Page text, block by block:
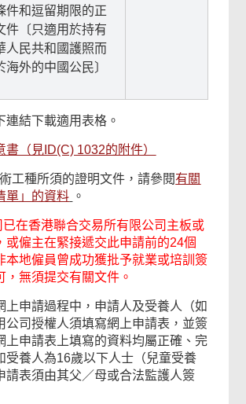
件和逗留期限的正
件〔只適用於持有
人民共和國護照而
海外的中國公民〕
連結下載適用表格。
書（見ID(C) 1032的附件）
工種所須的證明文件，請參閱有關
單」的資料 。
在香港聯合交易所有限公司主板或
或僱主在緊接遞交此申請前的24個
本地僱員曾成功獲批予就業或培訓簽
，無須提交有關文件。
上申請過程中，申請人及受養人（如
公司授權人須填寫網上申請表，並簽
上申請表上填寫的資料均屬正確、完
受養人為16歲以下人士（兒童受養
請表須由其父／母或合法監護人簽